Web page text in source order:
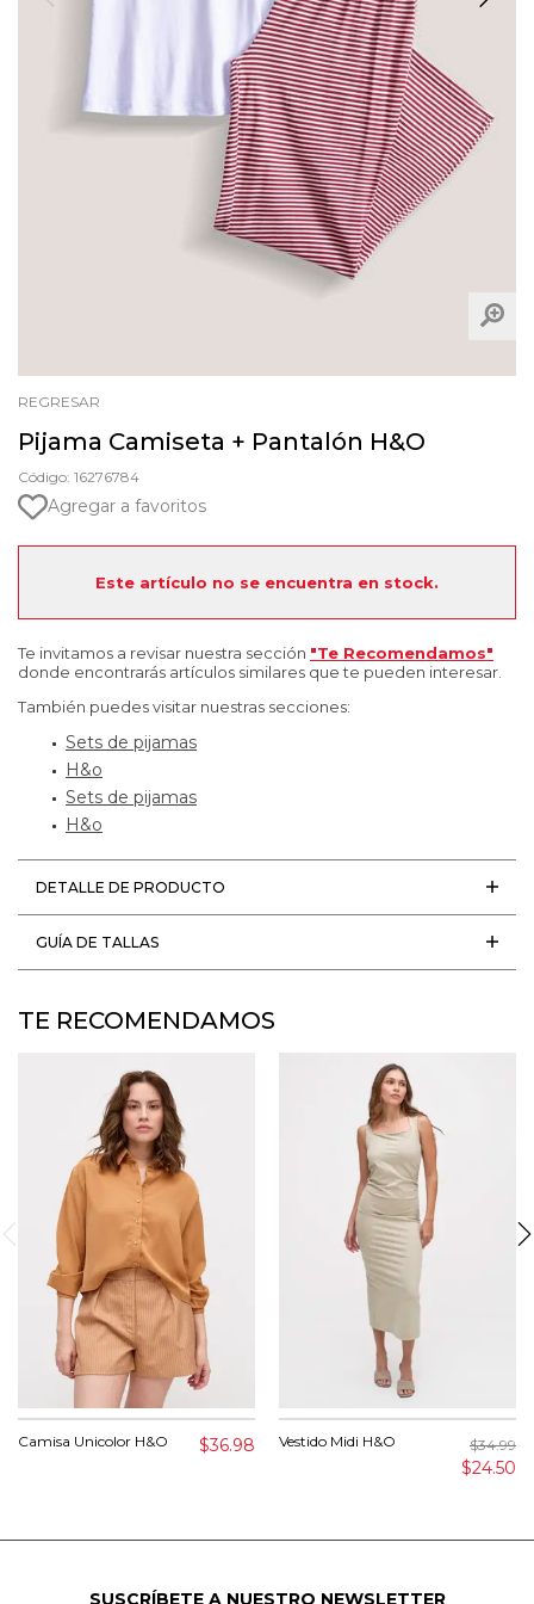
REGRESAR
Pijama Camiseta + Pantalón H&O
Código: 16276784
Agregar a favoritos
Este artículo no se encuentra en stock.
Te invitamos a revisar nuestra sección "Te Recomendamos"
donde encontrarás artículos similares que te pueden interesar.
También puedes visitar nuestras secciones:
Sets de pijamas
H&o
Sets de pijamas
H&o
DETALLE DE PRODUCTO
GUÍA DE TALLAS
TE RECOMENDAMOS
Camisa Unicolor H&O $36.98 Vestido Midi H&O $34.99
$24.50
SUSCRÍBETE A NUESTRO NEWSLETTER